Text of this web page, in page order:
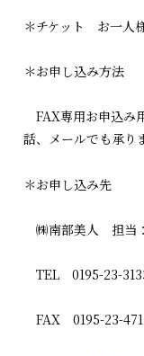
＊チケット お一
＊お申し込み方法
FAX専用お申込み
話、メールでも承り
＊お申し込み先
㈱南部美人 担当
TEL 0195-23-
FAX 0195-23-